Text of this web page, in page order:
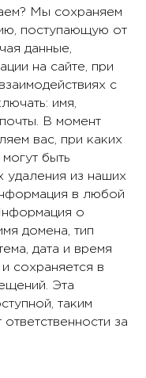
Мы сохраняем
поступающую от
данные,
на сайте, при
с
имя,
В момент
вас, при каких
быть
удаления из наших
в любой
о
домена, тип
дата и время
сохраняется в
Эта
таким
за